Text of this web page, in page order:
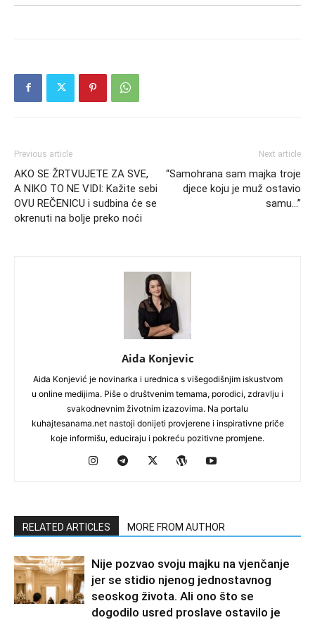
Previous article
AKO SE ŽRTVUJETE ZA SVE,
A NIKO TO NE VIDI: Kažite sebi
OVU REČENICU i sudbina će se
okrenuti na bolje preko noći
Next article
“Samohrana sam majka troje
djece koju je muž ostavio
samu…”
Aida Konjevic
Aida Konjević je novinarka i urednica s višegodišnjim iskustvom
u online medijima. Piše o društvenim temama, porodici, zdravlju i
svakodnevnim životnim izazovima. Na portalu
kuhajtesanama.net nastoji donijeti provjerene i inspirativne priče
koje informišu, educiraju i pokreću pozitivne promjene.
RELATED ARTICLES MORE FROM AUTHOR
Nije pozvao svoju majku na vjenčanje
jer se stidio njenog jednostavnog
seoskog života. Ali ono što se
dogodilo usred proslave ostavilo je